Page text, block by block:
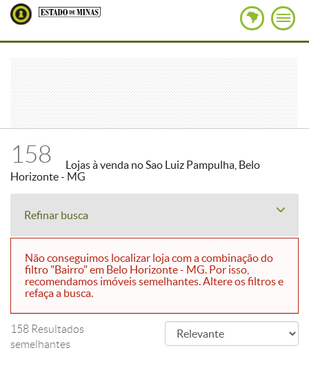
158
Lojas à venda no Sao Luiz Pampulha, Belo
Horizonte - MG
Refinar busca
Não conseguimos localizar loja com a combinação do
filtro "Bairro" em Belo Horizonte - MG. Por isso,
recomendamos imóveis semelhantes. Altere os filtros e
refaça a busca.
158 Resultados
semelhantes